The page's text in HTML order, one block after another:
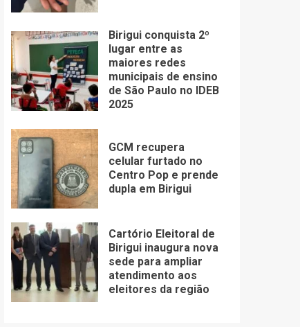
Birigui conquista 2º
lugar entre as
maiores redes
municipais de ensino
de São Paulo no IDEB
2025
GCM recupera
celular furtado no
Centro Pop e prende
dupla em Birigui
Cartório Eleitoral de
Birigui inaugura nova
sede para ampliar
atendimento aos
eleitores da região